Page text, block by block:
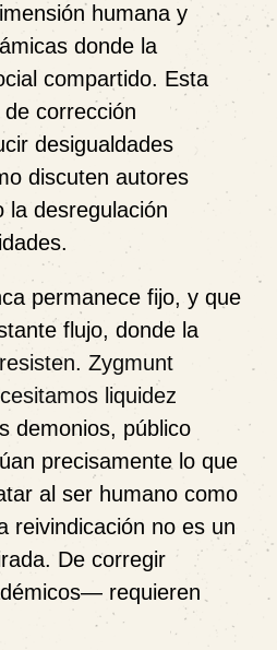
humana y
donde la
compartido. Esta
corrección
desigualdades
discuten autores
la desregulación
permanece fijo, y que
flujo, donde la
resisten. Zygmunt
liquidez
demonios, público
precisamente lo que
al ser humano como
reivindicación no es un
De corregir
requieren